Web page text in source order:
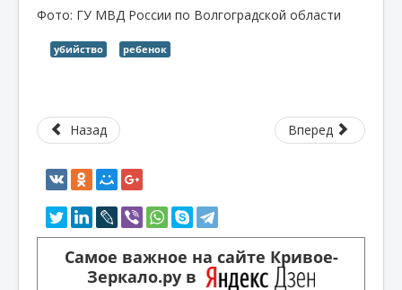
Фото: ГУ МВД России по Волгоградской области
убийство ребенок
Назад Вперед
Самое важное на сайте Кривое-
Зеркало.ру в